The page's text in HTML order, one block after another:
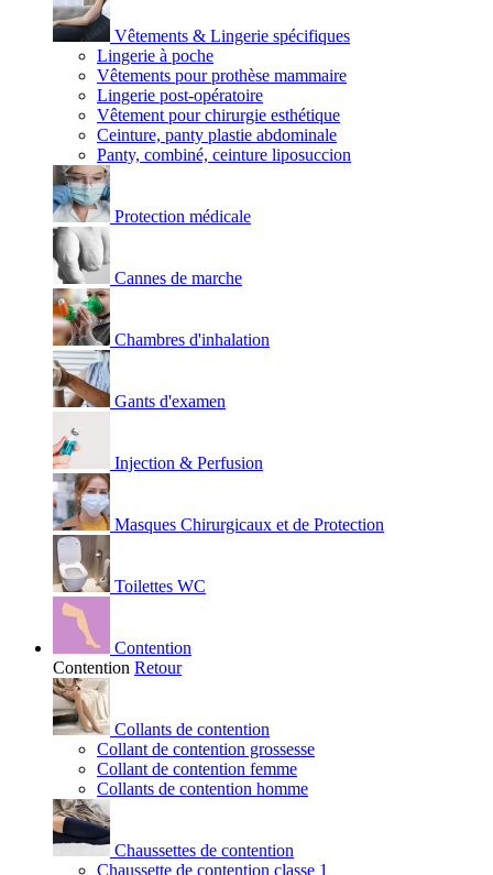
Vêtements & Lingerie spécifiques
Lingerie à poche
Vêtements pour prothèse mammaire
Lingerie post-opératoire
Vêtement pour chirurgie esthétique
Ceinture, panty plastie abdominale
Panty, combiné, ceinture liposuccion
Protection médicale
Cannes de marche
Chambres d'inhalation
Gants d'examen
Injection & Perfusion
Masques Chirurgicaux et de Protection
Toilettes WC
Contention
Contention Retour
Collants de contention
Collant de contention grossesse
Collant de contention femme
Collants de contention homme
Chaussettes de contention
Chaussette de contention classe 1